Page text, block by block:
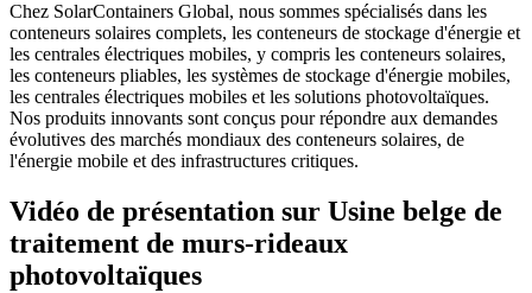
Chez SolarContainers Global, nous sommes spécialisés dans les
conteneurs solaires complets, les conteneurs de stockage d'énergie et
les centrales électriques mobiles, y compris les conteneurs solaires,
les conteneurs pliables, les systèmes de stockage d'énergie mobiles,
les centrales électriques mobiles et les solutions photovoltaïques.
Nos produits innovants sont conçus pour répondre aux demandes
évolutives des marchés mondiaux des conteneurs solaires, de
l'énergie mobile et des infrastructures critiques.
Vidéo de présentation sur Usine belge de
traitement de murs-rideaux
photovoltaïques